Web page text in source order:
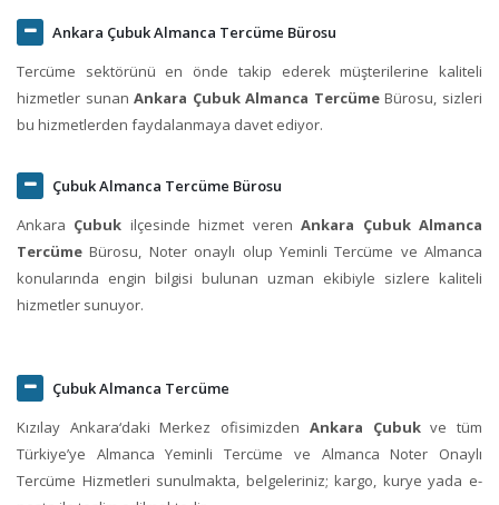
Ankara Çubuk Almanca Tercüme Bürosu
Tercüme sektörünü en önde takip ederek müşterilerine kaliteli
hizmetler sunanAnkara Çubuk Almanca TercümeBürosu, sizleri
bu hizmetlerden faydalanmaya davet ediyor.
Çubuk Almanca Tercüme Bürosu
Ankara Çubuk ilçesinde hizmet verenAnkara Çubuk Almanca
Tercüme Bürosu, Noter onaylı olup Yeminli Tercüme ve Almanca
konularında engin bilgisi bulunan uzman ekibiyle sizlere kaliteli
hizmetler sunuyor.
Çubuk Almanca Tercüme
Kızılay Ankara‘daki Merkez ofisimizden Ankara Çubukve tüm
Türkiye’ye Almanca Yeminli Tercüme ve Almanca Noter Onaylı
Tercüme Hizmetleri sunulmakta, belgeleriniz; kargo, kurye yada e-